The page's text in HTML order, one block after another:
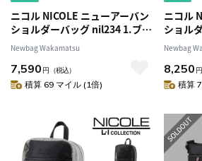
ニコル NICOLE ニューアーバン
ショルダーバッグ nil234 1.ブラ
ック -01 メンズ
Newbag Wakamatsu
7,590 円 （税込）
積算 69 マイル (1倍)
ニコル
ショル
nil240
Newbag
8,250 円
積算